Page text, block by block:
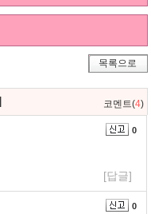
목록으로
코멘트(4)
0
[답글]
0